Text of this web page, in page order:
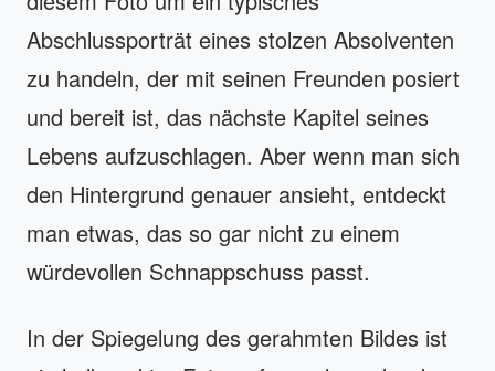
Abschlussporträt eines stolzen Absolventen
zu handeln, der mit seinen Freunden posiert
und bereit ist, das nächste Kapitel seines
Lebens aufzuschlagen. Aber wenn man sich
den Hintergrund genauer ansieht, entdeckt
man etwas, das so gar nicht zu einem
würdevollen Schnappschuss passt.
In der Spiegelung des gerahmten Bildes ist